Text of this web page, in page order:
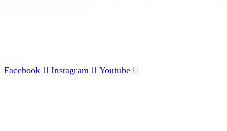
Facebook Instagram Youtube